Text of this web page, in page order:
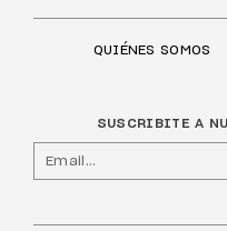
QUIÉNES SOMOS
SUSCRIBITE A